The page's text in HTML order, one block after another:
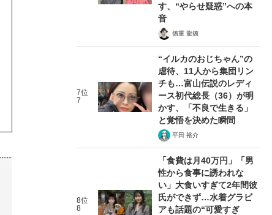
す、“やらせ疑惑”への本
音
徳重 龍徳
7位
7
“イルカのおじちゃん”の
虐待、11人から集団リン
チも…富山伝説のレディ
ース初代総長（36）が明
かす、「不良で生きる」
と覚悟を決めた瞬間
平田 裕介
8位
8
「食費は月40万円」「男
性から食事に誘われな
い」大食いすぎて2年間彼
氏ができず…水着グラビ
アも話題の“可愛すぎ